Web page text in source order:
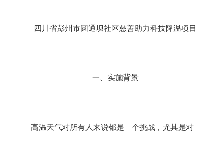
四川省彭州市圆通坝社区慈善助力科技降温项目
一 实施背景
高温天气对所有人来说都是一个挑战，尤其是对